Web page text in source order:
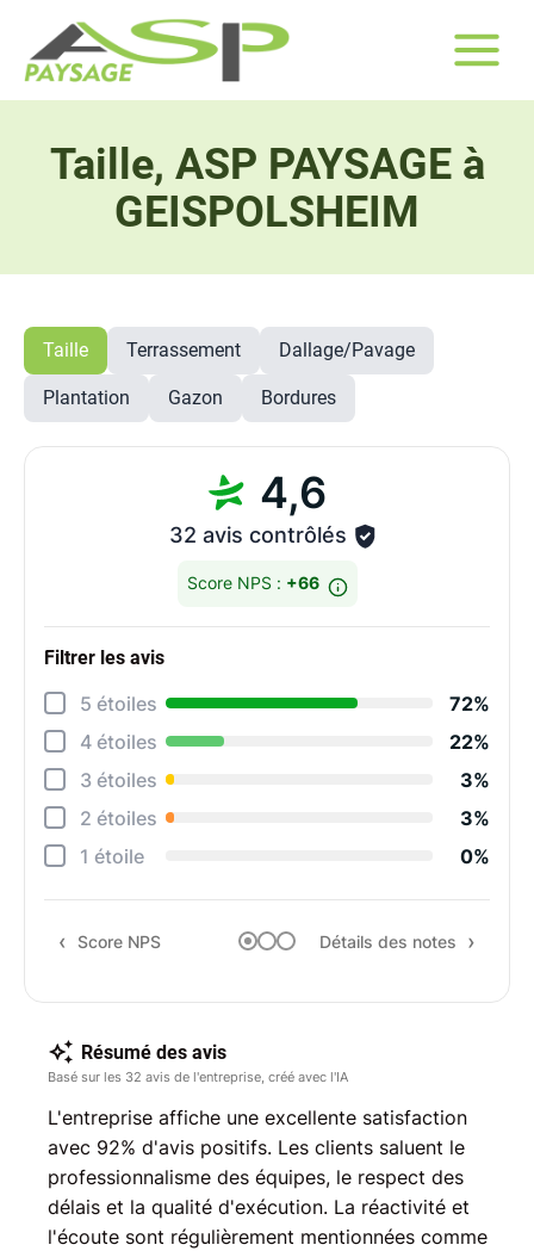
Taille, ASP PAYSAGE à
GEISPOLSHEIM
Taille Terrassement Dallage/Pavage
Plantation Gazon Bordures
4,6
32 avis contrôlés
Score NPS : +66
Filtrer les avis
5 étoiles
72%
4 étoiles
22%
3 étoiles
3%
2 étoiles
3%
1 étoile
0%
Score NPS Détails des notes
Résumé des avis
Basé sur les 32 avis de l'entreprise, créé avec l'IA
L'entreprise affiche une excellente satisfaction
avec 92% d'avis positifs. Les clients saluent le
professionnalisme des équipes, le respect des
délais et la qualité d'exécution. La réactivité et
l'écoute sont régulièrement mentionnées comme